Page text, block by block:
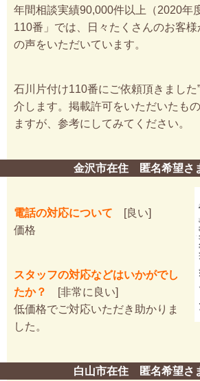
年間相談実績90,000件以上（2020年
110番」では、日々たくさんのお客
の声をいただいています。
石川片付け110番にご依頼頂きました
介します。掲載許可をいただいたも
ますが、参考にしてみてください。
金沢市在住 匿名希望さ
電話の対応について [良い]
価格
スタッフの対応などはいかがでし
たか？
[非常に良い]
低価格でご対応いただき助かりま
した。
白山市在住 匿名希望さ